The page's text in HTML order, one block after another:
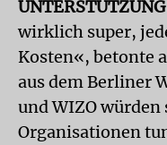
UNTERSTÜTZUNG
wirklich super,
Kosten«, betonte
aus dem Berliner
und WIZO
Organisationen